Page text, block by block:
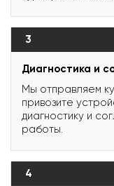
3
Диагностика и
Мы отправляем
привозите
диагностику и
работы.
4